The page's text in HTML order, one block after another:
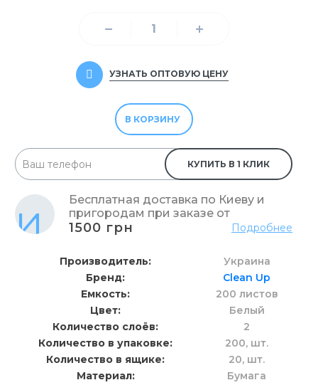
УЗНАТЬ ОПТОВУЮ ЦЕНУ
В КОРЗИНУ
КУПИТЬ В 1 КЛИК
Бесплатная доставка по Киеву и
пригородам при заказе от
1500 грн Подробнее
Производитель
Украина
Бренд
Clean Up
Емкость
200 листов
Цвет
Белый
Количество слоёв
2
Количество в упаковке
200, шт.
Количество в ящике
20, шт.
Материал
Бумага